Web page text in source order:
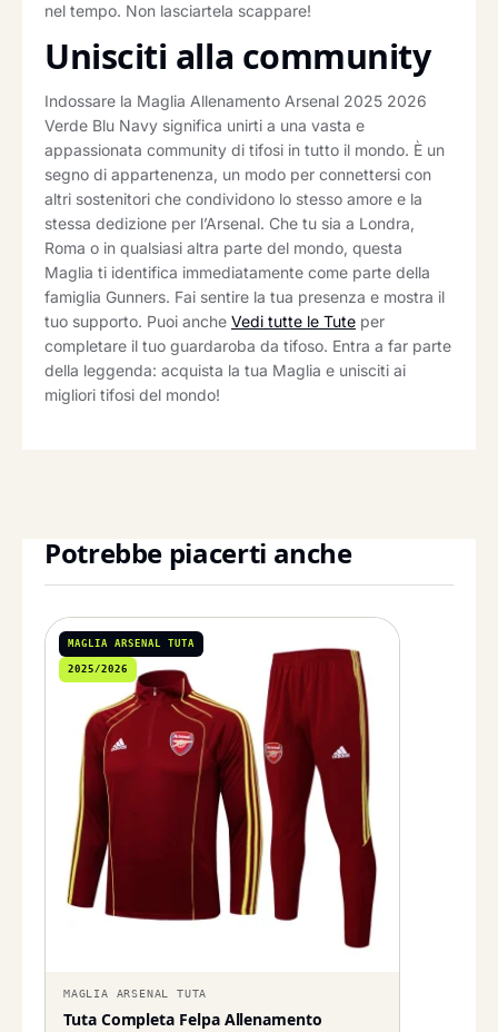
nel tempo. Non lasciartela scappare!
Unisciti alla community
Indossare la Maglia Allenamento Arsenal 2025 2026
Verde Blu Navy significa unirti a una vasta e
appassionata community di tifosi in tutto il mondo. È un
segno di appartenenza, un modo per connettersi con
altri sostenitori che condividono lo stesso amore e la
stessa dedizione per l’Arsenal. Che tu sia a Londra,
Roma o in qualsiasi altra parte del mondo, questa
Maglia ti identifica immediatamente come parte della
famiglia Gunners. Fai sentire la tua presenza e mostra il
tuo supporto. Puoi anche Vedi tutte le Tute per
completare il tuo guardaroba da tifoso. Entra a far parte
della leggenda: acquista la tua Maglia e unisciti ai
migliori tifosi del mondo!
Potrebbe piacerti anche
MAGLIA ARSENAL TUTA
2025/2026
MAGLIA ARSENAL TUTA
Tuta Completa Felpa Allenamento